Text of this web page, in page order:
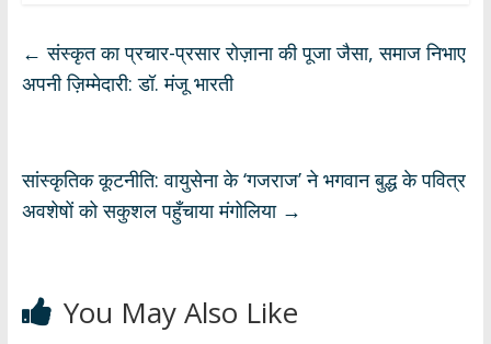
s
A
b
o
k
gr
a
e e
← संस्कृत का प्रचार-प्रसार रोज़ाना की पूजा जैसा, समाज निभाए
अपनी ज़िम्मेदारी: डॉ. मंजू भारती
सांस्कृतिक कूटनीति: वायुसेना के ‘गजराज’ ने भगवान बुद्ध के पवित्र
अवशेषों को सकुशल पहुँचाया मंगोलिया →
You May Also Like